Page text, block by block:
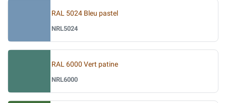
RAL 5024 Bleu pastel
NRL5024
RAL 6000 Vert patine
NRL6000